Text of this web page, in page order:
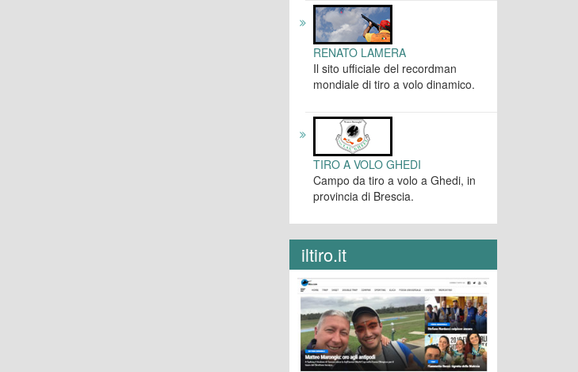
RENATO LAMERA
Il sito ufficiale del recordman
mondiale di tiro a volo dinamico.
TIRO A VOLO GHEDI
Campo da tiro a volo a Ghedi, in
provincia di Brescia.
iltiro.it